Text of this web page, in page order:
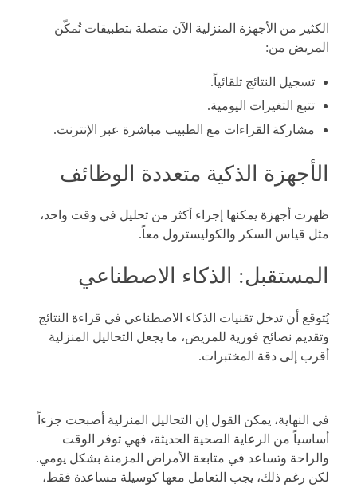
الكثير من الأجهزة المنزلية الآن متصلة بتطبيقات تُمكّن
المريض من:
تسجيل النتائج تلقائياً.
تتبع التغيرات اليومية.
مشاركة القراءات مع الطبيب مباشرة عبر الإنترنت.
الأجهزة الذكية متعددة الوظائف
ظهرت أجهزة يمكنها إجراء أكثر من تحليل في وقت واحد،
مثل قياس السكر والكوليسترول معاً.
المستقبل: الذكاء الاصطناعي
يُتوقع أن تدخل تقنيات الذكاء الاصطناعي في قراءة النتائج
وتقديم نصائح فورية للمريض، ما يجعل التحاليل المنزلية
أقرب إلى دقة المختبرات.
في النهاية، يمكن القول إن التحاليل المنزلية أصبحت جزءاً
أساسياً من الرعاية الصحية الحديثة، فهي توفر الوقت
والراحة وتساعد في متابعة الأمراض المزمنة بشكل يومي.
لكن رغم ذلك، يجب التعامل معها كوسيلة مساعدة فقط،